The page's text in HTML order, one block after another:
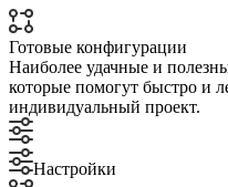
Готовые конфигурации
Наиболее удачные и
которые помогут быстро и
индивидуальный проект.
Настройки